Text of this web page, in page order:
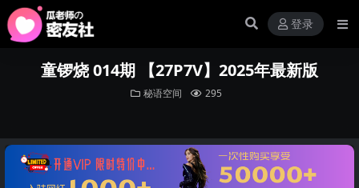
登录
童锣烧 014期 【27P7V】2025年最新版
秘语空间 295